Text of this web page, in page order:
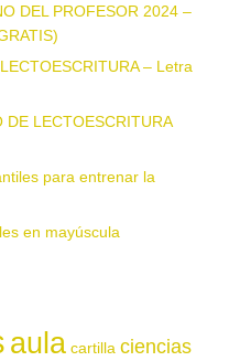
DEL PROFESOR 2024 –
– Letra
DE LECTOESCRITURA
para entrenar la
en mayúscula
aula cartilla ciencias